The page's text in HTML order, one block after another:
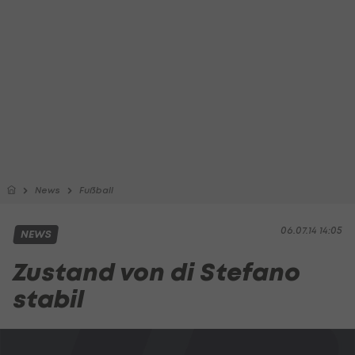
News Fußball
06.07.14 14:05
NEWS
Zustand von di Stefano
stabil